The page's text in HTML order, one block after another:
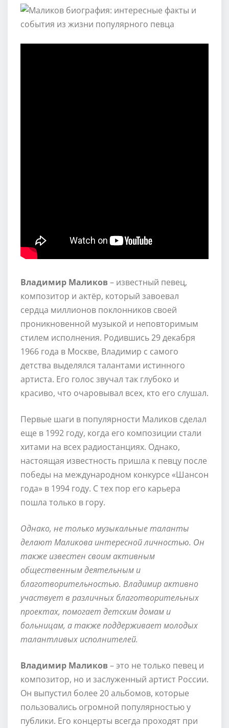
Владимир Маликов– известный певец,
композитор и актёр, который завоевал
сердца миллионов поклонников своей
проникновенной музыкой и неповторимым
стилем исполнения. Родившись 29 декабря
1966 года в Москве, Владимир с самого
детства выделялся талантами истинного
артиста. Его голос звучал так глубоко и
красиво, что очаровывал всех, кто его слушал.
Первые шаги в популярности Маликов сделал
еще в 1992 году, когда его композиции стали
хитами на всех радиостанциях. Однако,
настоящая известность пришла к певцу после
победы на международном конкурсе «Шансон
года» в 1994 году. С тех пор его карьера
пошла только в гору.
Однако, не только музыкальные таланты
делают Маликова интересной личностью. Он
также известен своим активным
общественным деятельным и
благотворительностью. Владимир активно
участвует в различных благотворительных
проектах, помогает детским домам и
больницам, а также поддерживает молодых
талантливых исполнителей.
Владимир Маликов– это не только певец и
композитор, но и заслуженный артист России.
Он выпустил более 20 альбомов, которые
пользовались огромной популярностью у
публики. Его концерты всегда проходят при